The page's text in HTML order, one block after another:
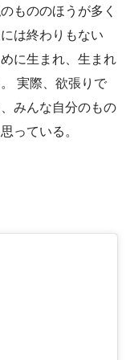
もののほうが多く
は終わりもない
に生まれ、生まれ
実際、欲張りで
みんな自分のもの
っている。